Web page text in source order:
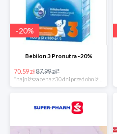
-20%
Bebilon 3 Pronutra -20%
70.59 zł87.99 zł*
*najniższa cena z 30 dni przed obniżką